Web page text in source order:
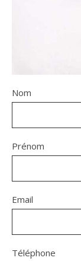
Nom
Prénom
Email
Téléphone